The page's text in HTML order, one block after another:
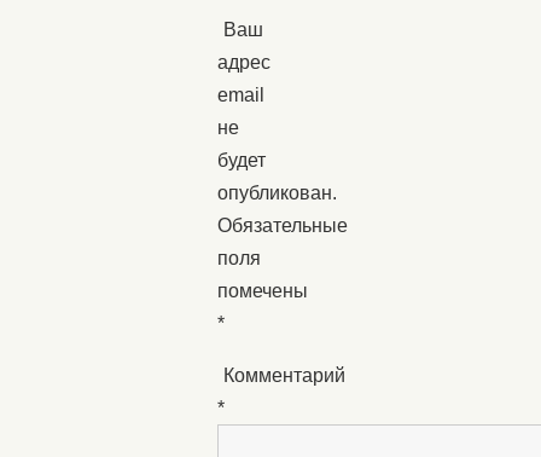
Ваш
адрес
email
не
будет
опубликован.
Обязательные
поля
помечены
*
Комментарий
*